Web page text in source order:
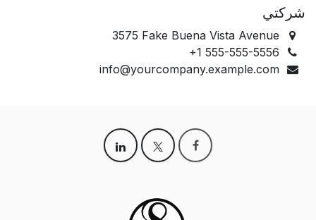
شركتي
3575 Fake Buena Vista Avenue
+1 555-555-5556
info@yourcompany.example.com